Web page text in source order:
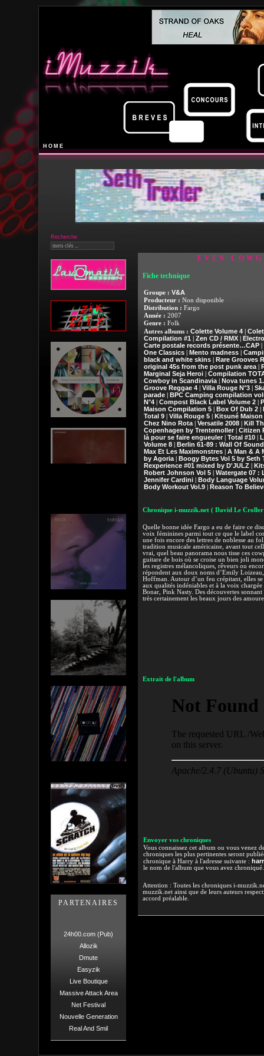
HOME
Recherche
PARTENAIRES
24h00.com (Pub)
Allozik
Dmute
Easyzik
Live Boutique
Massive Attack Area
Net Festival
Nouvelle Generation
Real And Smil
EVEN
Fiche technique
Groupe : V&A
Producteur : Non disponible
Distribution : Fargo
Année : 2007
Genre : Folk
Autres albums : Colette Volume 4|
Compilation #1
Zen CD / RMX|
Carte postale records présente…CAP|
One Classics| Mento madness|
black and white skins
Rare Grooves
original 45s from the post punk area|
Marginal Seja Heroi| Compilation
Cowboy in Scandinavia| Nova tunes
Groove Reggae 4| Villa Rouge N°3|
parade| BPC Camping compilation
N°4| Compost Black Label Volume 2|
Maison Compilation 5| Box Of Dub 2|
Total 9| Villa Rouge 5| Kitsuné Maison
Chez Nino Rota| Versatile 2008| Kill
Copenhagen by Trentemoller| Citizen
là pour se faire engueuler| Total #10|
Volume 8| Berlin 61-89 : Wall Of Sound
Max Et Les Maximonstres| A Man & A
by Agoria| Boogy Bytes Vol 5 by Seth
Rexperience #01 mixed by D'JULZ|
Robert Johnson Vol 5| Watergate 07 :
Jennifer Cardini| Body Language
Body Workout Vol.9| Reason To
Chronique i-muzzik.net ( David Le Croller
Quelle bonne idée Fargo a eu de faire ce
voix féminines parmi tout ce que le label
une fois encore des lettres de noblesse au
tradition musicale américaine, avant tout
vrai, quel beau panorama nous tisse ces
guitare de bois où se croise un bien joli
les registres mélancoliques, rêveurs ou
répondent aux doux noms d’Emily Loizeau,
Hoffman. Autour d’un feu crépitant, elles
aux qualités indéniables et à la voix
Bonar, Pink Nasty. Des découvertes
très certainement les beaux jours des
Extrait de l'album
Envoyer vos chroniques
Vous connaissez cet album ou vous venez
chroniques les plus pertinentes seront
chronique à Harry à l'adresse suivante :
le nom de l'album que vous avez
Attention : Toutes les chroniques i-
muzzik.net ainsi que de leurs auteurs
accord préalable.